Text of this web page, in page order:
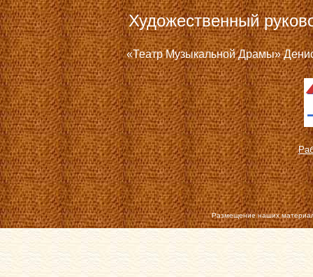
Художественный
«Театр Музыкальной Драмы»
Размещение наших